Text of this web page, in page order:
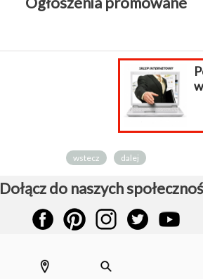
Pomoc PrestaShop,
wsparcie prestashop
wstecz dalej
Dołącz do naszych